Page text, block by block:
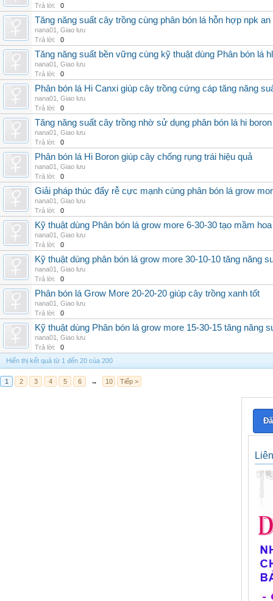
Trả lời:
0
Tăng năng suất cây trồng cùng phân bón lá hỗn hợp npk an
nana01
Giao lưu
Trả lời:
0
Tăng năng suất bền vững cùng kỹ thuật dùng Phân bón lá
nana01
Giao lưu
Trả lời:
0
Phân bón lá Hi Canxi giúp cây trồng cứng cáp tăng năng
nana01
Giao lưu
Trả lời:
0
Tăng năng suất cây trồng nhờ sử dụng phân bón lá hi
nana01
Giao lưu
Trả lời:
0
Phân bón lá Hi Boron giúp cây chống rụng trái hiệu quả
nana01
Giao lưu
Trả lời:
0
Giải pháp thúc đẩy rễ cực mạnh cùng phân bón lá grow
nana01
Giao lưu
Trả lời:
0
Kỹ thuật dùng Phân bón lá grow more 6-30-30 tạo mầm hoa
nana01
Giao lưu
Trả lời:
0
Kỹ thuật dùng phân bón lá grow more 30-10-10 tăng năng
nana01
Giao lưu
Trả lời:
0
Phân bón lá Grow More 20-20-20 giúp cây trồng xanh tốt
nana01
Giao lưu
Trả lời:
0
Kỹ thuật dùng Phân bón lá grow more 15-30-15 tăng năng
nana01
Giao lưu
Trả lời:
0
Hiển thị kết quả từ 1 đến 20 của 200
1 2 3 4 5 6 → 10 Tiếp >